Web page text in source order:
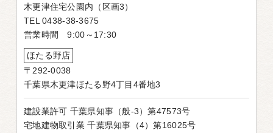
木更津住宅公園内（区画3）
TEL 0438-38-3675
営業時間 9:00～17:30
ほたる野店
〒292-0038
千葉県木更津ほたる野4丁目4番地3
建設業許可 千葉県知事（般-3）第47573号
宅地建物取引業 千葉県知事（4）第16025号